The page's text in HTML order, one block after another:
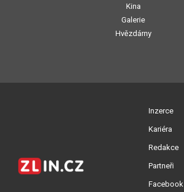
Kina
Galerie
Hvězdárny
Inzerce
Kariéra
Redakce
Partneři
Facebook